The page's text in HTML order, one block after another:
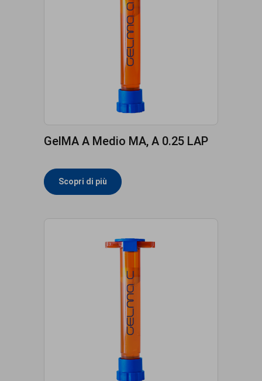
GelMA A Medio MA, A 0.25 LAP
Scopri di più